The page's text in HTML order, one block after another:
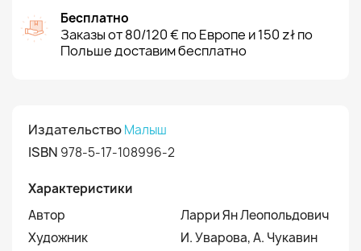
Бесплатно
Заказы от 80/120 € по Европе и 150 zł по
Польше доставим бесплатно
ИздательствоМалыш
ISBN 978-5-17-108996-2
Характеристики
Автор
Ларри Ян Леопольдович
Художник
И. Уварова, А. Чукавин